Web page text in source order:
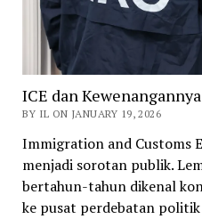
ICE dan
BY IL ON JANUARY 19, 2026
Immigration and Customs
menjadi sorotan publik.
bertahun-tahun dikenal
ke pusat perdebatan